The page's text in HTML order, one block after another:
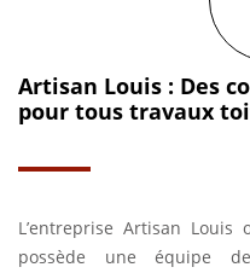
Artisan Louis : Des
pour tous travaux
L’entreprise Artisan
possède une équipe